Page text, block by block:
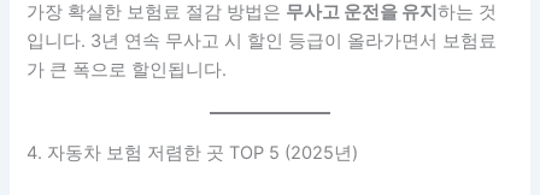
가장 확실한 보험료 절감 방법은 무사고 운전을 유지하는 것
입니다. 3년 연속 무사고 시 할인 등급이 올라가면서 보험료
가 큰 폭으로 할인됩니다.
4. 자동차 보험 저렴한 곳 TOP 5 (2025년)